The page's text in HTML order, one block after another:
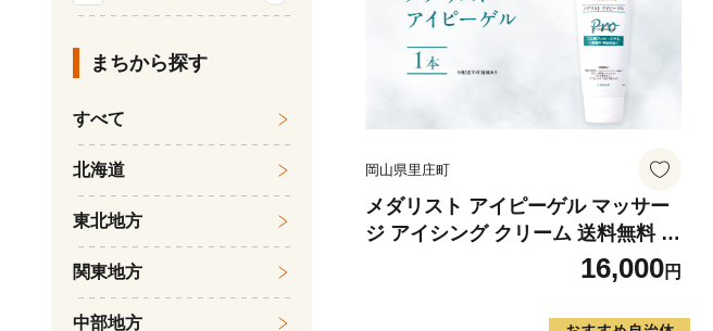
岡山県里庄町
メダリスト アイピーゲル マッサー
ジ アイシング クリーム 送料無料 美
16,000円
まちから探す
すべて
北海道
東北地方
関東地方
中部地方